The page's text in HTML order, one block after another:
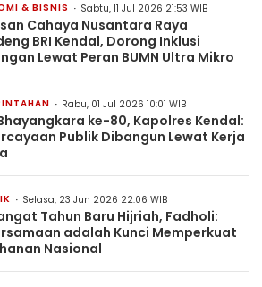
& BISNIS Sabtu, 11 Jul 2026 21:53 WIB
Cahaya Nusantara Raya
BRI Kendal, Dorong Inklusi
Lewat Peran BUMN Ultra Mikro
Rabu, 01 Jul 2026 10:01 WIB
ke-80, Kapolres Kendal:
Publik Dibangun Lewat Kerja
Selasa, 23 Jun 2026 22:06 WIB
Tahun Baru Hijriah, Fadholi:
adalah Kunci Memperkuat
Nasional